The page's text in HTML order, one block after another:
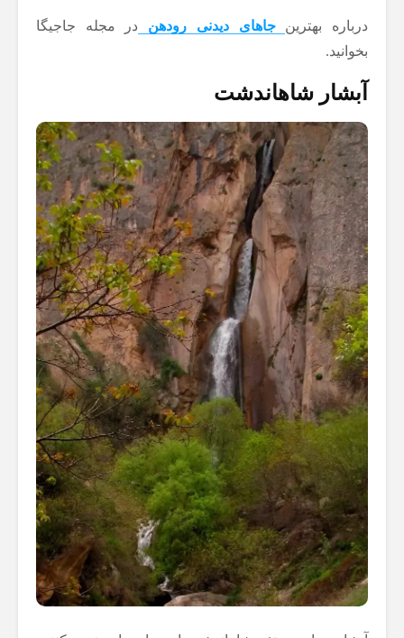
درباره بهترین جاهای دیدنی رودهن
در مجله جاجیگا
بخوانید.
آبشار شاهاندشت